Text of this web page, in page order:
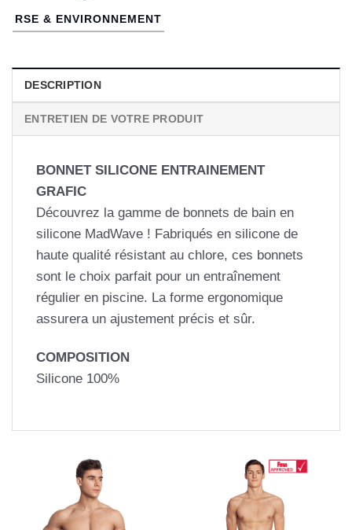
RSE & ENVIRONNEMENT
DESCRIPTION
ENTRETIEN DE VOTRE PRODUIT
BONNET SILICONE ENTRAINEMENT
GRAFIC
Découvrez la gamme de bonnets de bain en
silicone MadWave ! Fabriqués en silicone de
haute qualité résistant au chlore, ces bonnets
sont le choix parfait pour un entraînement
régulier en piscine. La forme ergonomique
assurera un ajustement précis et sûr.
COMPOSITION
Silicone 100%